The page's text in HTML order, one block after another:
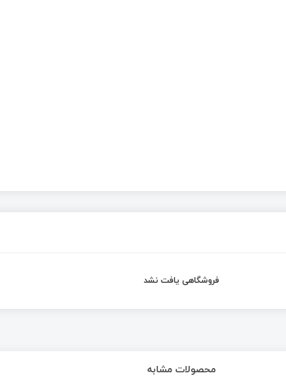
فروشگاهی یافت نشد
محصولات مشابه